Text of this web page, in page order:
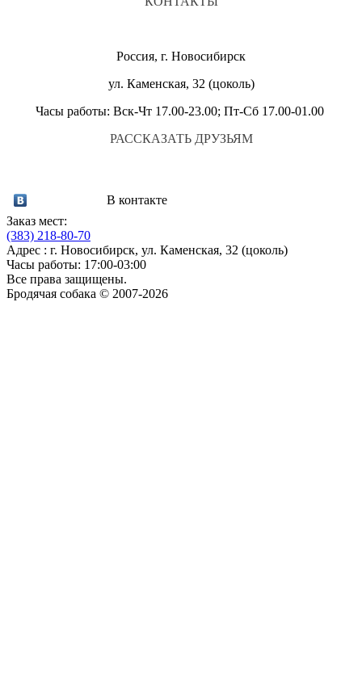
Россия, г. Новосибирск
ул. Каменская, 32 (цоколь)
Часы работы: Вск-Чт 17.00-23.00; Пт-Сб 17.00-01.00
РАССКАЗАТЬ ДРУЗЬЯМ
В контакте
Заказ мест:
(383) 218-80-70
Адрес : г. Новосибирск, ул. Каменская, 32 (цоколь)
Часы работы: 17:00-03:00
Все права защищены.
Бродячая собака © 2007-2026